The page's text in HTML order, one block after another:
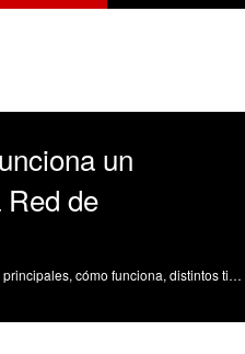
un
Red de
Qué es un derivador, características principales, cómo funciona, distintos tipos y elección de derivadores de una red de distribución RTV Part Escriva, MC. (2020). Qué es y Cómo funciona un Derivador en una Red de distribución RTV. https://riunet.upv.es/handle/10251/145760 DER